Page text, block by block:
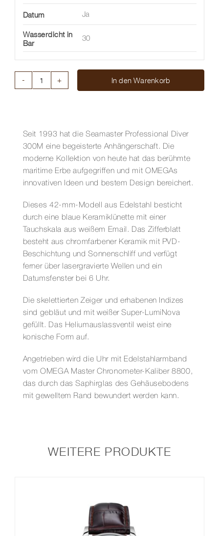
Datum Ja
Wasserdicht in
Bar
30
MASTER
CHRONOMETER
42
MM
Menge
In den Warenkorb
Seit 1993 hat die Seamaster Professional Diver
300M eine begeisterte Anhängerschaft. Die
moderne Kollektion von heute hat das berühmte
maritime Erbe aufgegriffen und mit OMEGAs
innovativen Ideen und bestem Design bereichert.
Dieses 42-mm-Modell aus Edelstahl besticht
durch eine blaue Keramiklünette mit einer
Tauchskala aus weißem Email. Das Zifferblatt
besteht aus chromfarbener Keramik mit PVD-
Beschichtung und Sonnenschliff und verfügt
ferner über lasergravierte Wellen und ein
Datumsfenster bei 6 Uhr.
Die skelettierten Zeiger und erhabenen Indizes
sind gebläut und mit weißer Super-LumiNova
gefüllt. Das Heliumauslassventil weist eine
konische Form auf.
Angetrieben wird die Uhr mit Edelstahlarmband
vom OMEGA Master Chronometer-Kaliber 8800,
das durch das Saphirglas des Gehäusebodens
mit gewelltem Rand bewundert werden kann.
WEITERE PRODUKTE